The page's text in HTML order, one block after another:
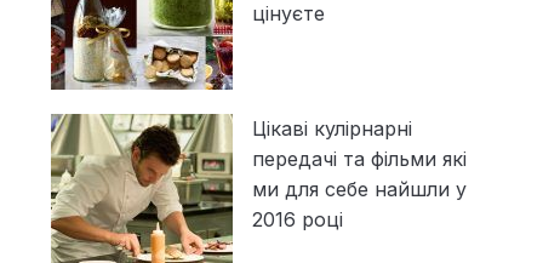
цінуєте
Цікаві кулірнарні
передачі та фільми які
ми для себе найшли у
2016 році